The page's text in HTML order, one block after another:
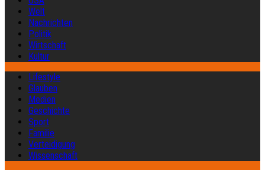
Welt
Nachrichten
Politik
Wirtschaft
Kultur
Lifestyle
Glauben
Medien
Geschichte
Sport
Familie
Verteidigung
Wissenschaft